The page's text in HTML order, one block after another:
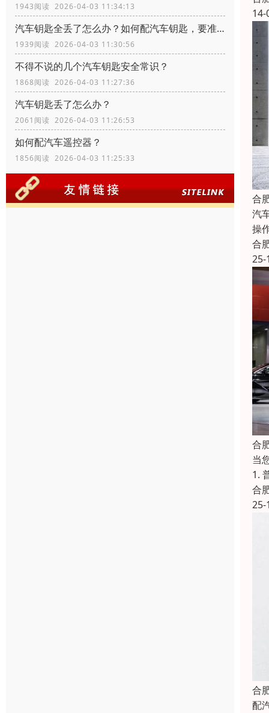
1943阅读 2026-04-03 11:34:13
汽车钥匙全丢了怎么办？如何配汽车钥匙，要准备什么资料？
1939阅读 2026-04-03 11:30:56
不得不说的几个汽车钥匙安全常识？
1868阅读 2026-04-03 11:27:36
汽车钥匙丢了怎么办？
2061阅读 2026-04-03 11:26:53
如何配汽车遥控器？
1856阅读 2026-04-03 11:25:33
14-
合
汽
操
合
25-
合
当
1.
合
25-
合
配